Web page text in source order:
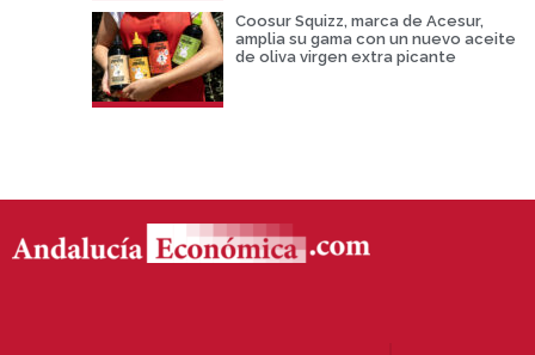
Coosur Squizz, marca de Acesur,
amplia su gama con un nuevo aceite
de oliva virgen extra picante